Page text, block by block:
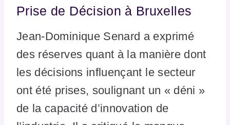
Prise de Décision à Bruxelles
Jean-Dominique Senard a exprimé
des réserves quant à la manière dont
les décisions influençant le secteur
ont été prises, soulignant un « déni »
de la capacité d’innovation de